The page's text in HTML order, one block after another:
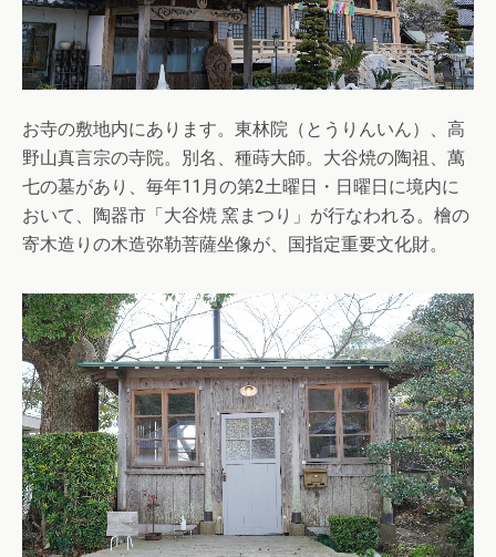
お寺の敷地内にあります。東林院（とうりんいん）、高
野山真言宗の寺院。別名、種蒔大師。大谷焼の陶祖、萬
七の墓があり、毎年11月の第2土曜日・日曜日に境内に
おいて、陶器市「大谷焼 窯まつり」が行なわれる。檜の
寄木造りの木造弥勒菩薩坐像が、国指定重要文化財。